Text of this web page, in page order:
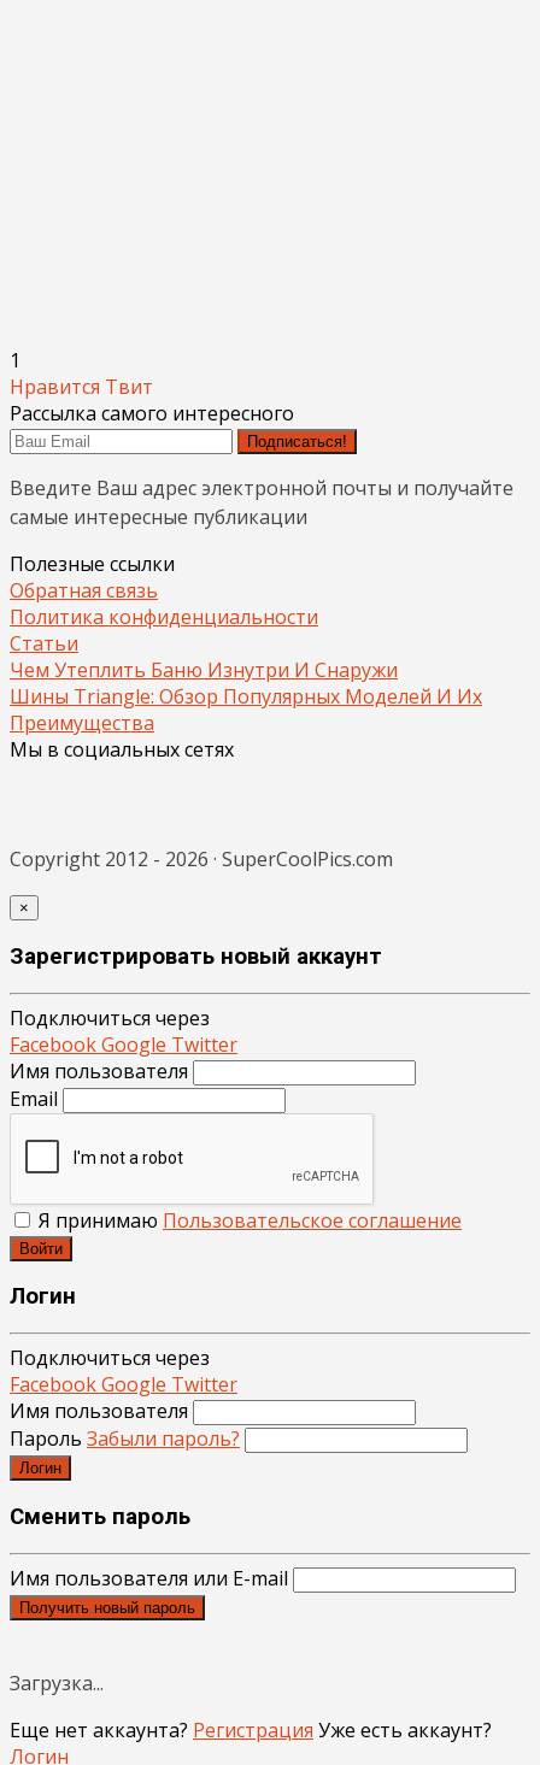
1
Нравится Твит
Рассылка самого интересного
Подписаться!
Введите Ваш адрес электронной почты и получайте
самые интересные публикации
Полезные ссылки
Обратная связь
Политика конфиденциальности
Статьи
Чем Утеплить Баню Изнутри И Снаружи
Шины Triangle: Обзор Популярных Моделей И Их
Преимущества
Мы в социальных сетях
Copyright 2012 - 2026 · SuperCoolPics.com
×
Зарегистрировать новый аккаунт
Подключиться через
FacebookGoogle Twitter
Имя пользователя
Email
Я принимаю Пользовательское соглашение
Войти
Логин
Подключиться через
FacebookGoogle Twitter
Имя пользователя
Пароль Забыли пароль?
Логин
Сменить пароль
Имя пользователя или E-mail
Получить новый пароль
Загрузка...
Еще нет аккаунта? Регистрация Уже есть аккаунт?
Логин